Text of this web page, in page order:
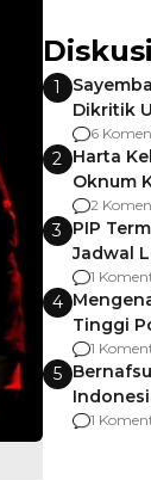
1
Dikritik
6
2 Harta
Oknum
2
3 PIP
Jadwal
agar
1
4
Tinggi
Usai
1
5
1